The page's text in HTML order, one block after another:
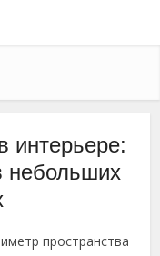
интерьере:
небольших
пространства